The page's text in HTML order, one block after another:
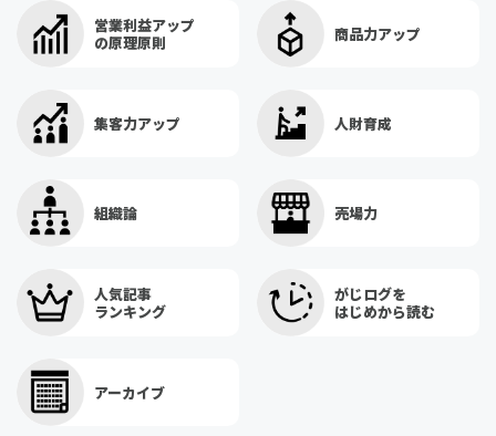
営業利益アップ
の原理原則
商品力アップ
集客力アップ 人財育成
組織論 売場力
人気記事
ランキング
がじログを
はじめから読む
アーカイブ